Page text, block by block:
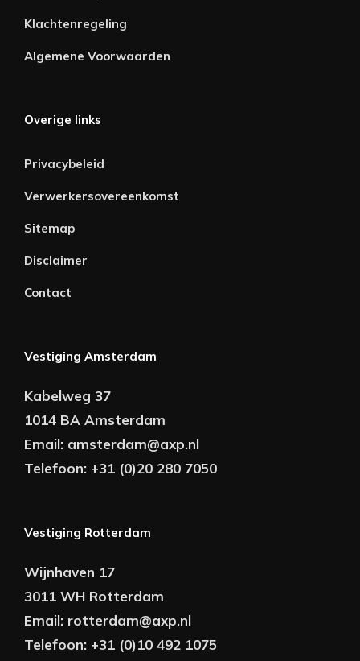
Klachtenregeling
Algemene Voorwaarden
Overige links
Privacybeleid
Verwerkersovereenkomst
Sitemap
Disclaimer
Contact
Vestiging Amsterdam
Kabelweg 37
1014 BA Amsterdam
Email: amsterdam@axp.nl
Telefoon: +31 (0)20 280 7050
Vestiging Rotterdam
Wijnhaven 17
3011 WH Rotterdam
Email: rotterdam@axp.nl
Telefoon: +31 (0)10 492 1075